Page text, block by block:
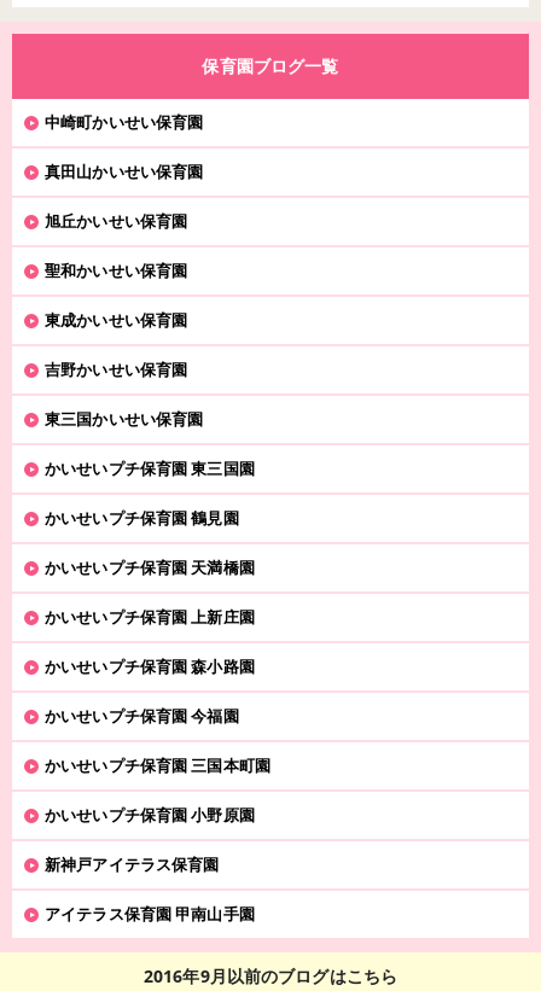
保育園ブログ一覧
中崎町かいせい保育園
真田山かいせい保育園
旭丘かいせい保育園
聖和かいせい保育園
東成かいせい保育園
吉野かいせい保育園
東三国かいせい保育園
かいせいプチ保育園 東三国園
かいせいプチ保育園 鶴見園
かいせいプチ保育園 天満橋園
かいせいプチ保育園 上新庄園
かいせいプチ保育園 森小路園
かいせいプチ保育園 今福園
かいせいプチ保育園 三国本町園
かいせいプチ保育園 小野原園
新神戸アイテラス保育園
アイテラス保育園 甲南山手園
2016年9月以前のブログはこちら